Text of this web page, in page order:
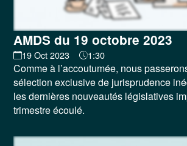
AMDS du 19 octobre 2023
19 Oct 2023 1:30
Comme à l’accoutumée, nous
sélection exclusive de jurisprudence
les dernières nouveautés législatives
trimestre écoulé.